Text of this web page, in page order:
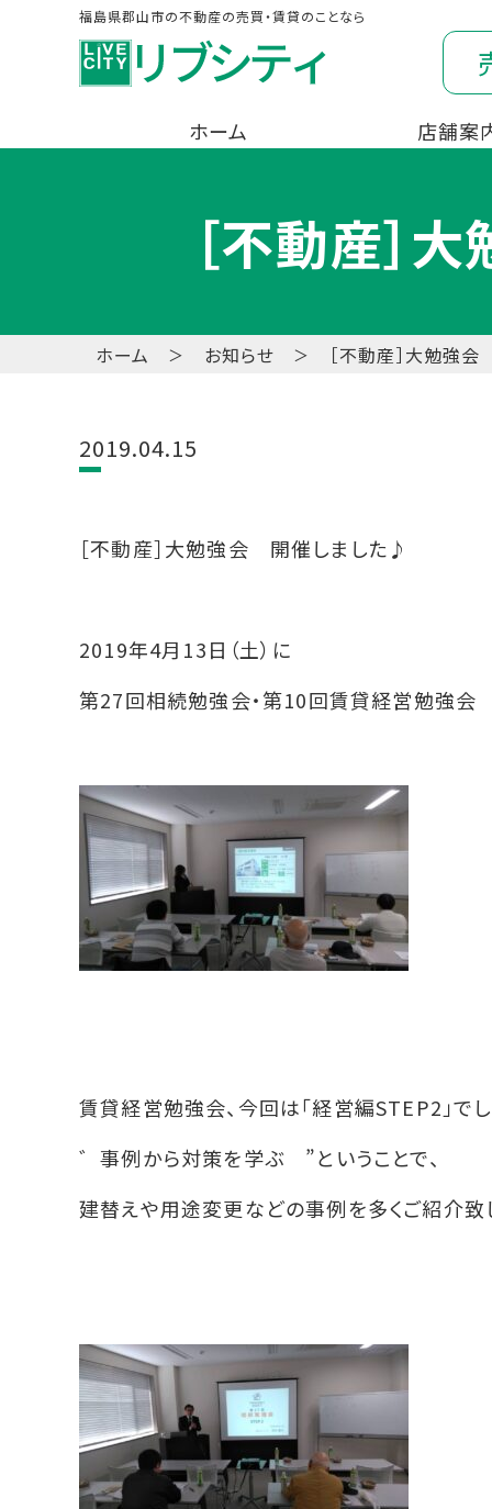
福島県郡山市の不動産の売買・賃貸のことなら
ホーム 店舗案
［不動産］
ホーム お知らせ ［不動産］大勉強
2019.04.15
［不動産］大勉強会 開催しました♪
2019年4月13日（土）に
第27回相続勉強会・第10回賃貸経営勉強会
賃貸経営勉強会、今回は「経営編STEP2」でし
゛事例から対策を学ぶ ”ということで、
建替えや用途変更などの事例を多くご紹介致